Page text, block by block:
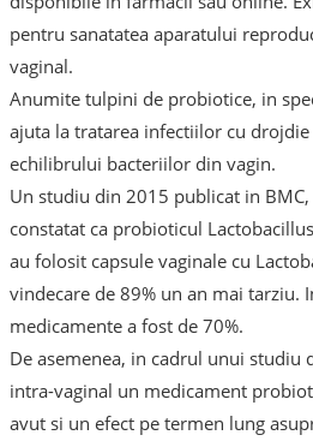
pentru sanatatea aparatului
vaginal.
Anumite tulpini de probiotice, in
ajuta la tratarea infectiilor cu
echilibrului bacteriilor din vagin.
Un studiu din 2015 publicat in
constatat ca probioticul
au folosit capsule vaginale cu
vindecare de 89% un an mai tarziu.
medicamente a fost de 70%.
De asemenea, in cadrul unui
intra-vaginal un medicament
avut si un efect pe termen lung